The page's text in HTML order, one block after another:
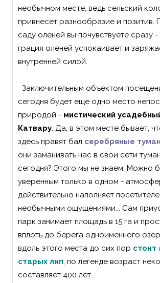
необычном месте, ведь сельский
привнесет разнообразие и позитив.
саду оленей вы почувствуете сразу
грация оленей успокаивает и
внутренней силой.
Заключительным объектом
сегодня будет еще одно место
природой - мистический
Катвару. Да, в этом месте бывает,
здесь правят бал серебряные
они заманивать нас в свои сети
сегодня? Этого мы не знаем. Можно
уверенным только в одном -
действительно наполняет
необычными ощущениями... Сам
парк занимает площадь в 15 га и
вплоть до берега одноименного
вдоль этого места до сих пор стоит
старых лип, по легенде возраст
составляет 400 лет...